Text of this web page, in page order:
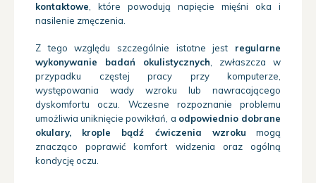
kontaktowe, które powodują napięcie mięśni oka i
nasilenie zmęczenia.
Z tego względu szczególnie istotne jest regularne
wykonywanie badań okulistycznych , zwłaszcza w
przypadku częstej pracy przy komputerze,
występowania wady wzroku lub nawracającego
dyskomfortu oczu. Wczesne rozpoznanie problemu
umożliwia uniknięcie powikłań, a odpowiednio dobrane
okulary, krople bądź ćwiczenia wzroku mogą
znacząco poprawić komfort widzenia oraz ogólną
kondycję oczu.